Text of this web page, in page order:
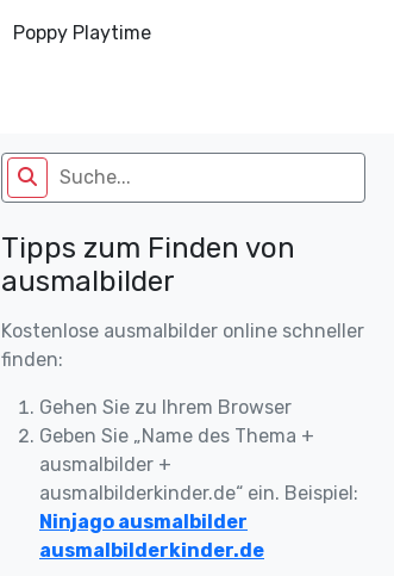
Poppy Playtime
Tipps zum Finden von
ausmalbilder
Kostenlose ausmalbilder online schneller
finden:
Gehen Sie zu Ihrem Browser
Geben Sie „Name des Thema +
ausmalbilder +
ausmalbilderkinder.de“ ein. Beispiel:
Ninjago ausmalbilder
ausmalbilderkinder.de